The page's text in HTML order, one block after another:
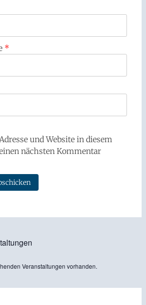
*
und Website in diesem
nächsten Kommentar
Veranstaltungen vorhanden.